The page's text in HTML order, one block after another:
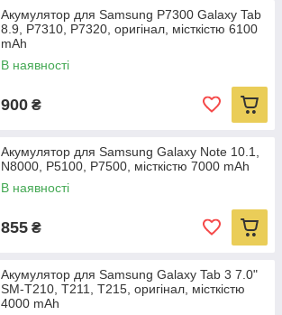
Акумулятор для Samsung P7300 Galaxy Tab
8.9, P7310, P7320, оригінал, місткістю 6100
mAh
В наявності
900 ₴
Акумулятор для Samsung Galaxy Note 10.1,
N8000, P5100, P7500, місткістю 7000 mAh
В наявності
855 ₴
Акумулятор для Samsung Galaxy Tab 3 7.0"
SM-T210, T211, T215, оригінал, місткістю
4000 mAh